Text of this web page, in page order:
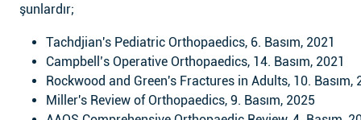
şunlardır;
Tachdjian's Pediatric Orthopaedics, 6. Basım, 2021
Campbell’s Operative Orthopaedics, 14. Basım, 2021
Rockwood and Green's Fractures in Adults, 10. Basım,
Miller's Review of Orthopaedics, 9. Basım, 2025